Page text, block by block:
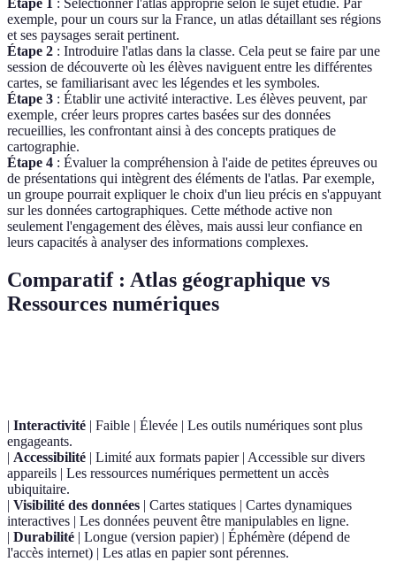
Étape 1 : Sélectionner l'atlas approprié selon le sujet étudié. Par
exemple, pour un cours sur la France, un atlas détaillant ses régions
et ses paysages serait pertinent.
Étape 2 : Introduire l'atlas dans la classe. Cela peut se faire par une
session de découverte où les élèves naviguent entre les différentes
cartes, se familiarisant avec les légendes et les symboles.
Étape 3 : Établir une activité interactive. Les élèves peuvent, par
exemple, créer leurs propres cartes basées sur des données
recueillies, les confrontant ainsi à des concepts pratiques de
cartographie.
Étape 4 : Évaluer la compréhension à l'aide de petites épreuves ou
de présentations qui intègrent des éléments de l'atlas. Par exemple,
un groupe pourrait expliquer le choix d'un lieu précis en s'appuyant
sur les données cartographiques. Cette méthode active non
seulement l'engagement des élèves, mais aussi leur confiance en
leurs capacités à analyser des informations complexes.
Comparatif : Atlas géographique vs
Ressources numériques
| Interactivité | Faible | Élevée | Les outils numériques sont plus
engageants.
| Accessibilité | Limité aux formats papier | Accessible sur divers
appareils | Les ressources numériques permettent un accès
ubiquitaire.
| Visibilité des données | Cartes statiques | Cartes dynamiques
interactives | Les données peuvent être manipulables en ligne.
| Durabilité | Longue (version papier) | Éphémère (dépend de
l'accès internet) | Les atlas en papier sont pérennes.